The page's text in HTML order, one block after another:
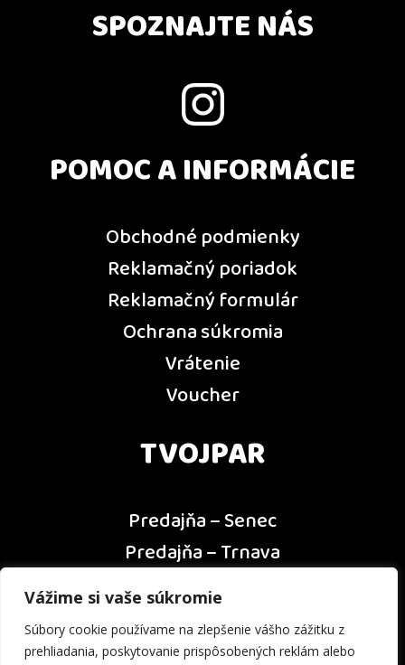
Vážime si vaše súkromie
Súbory cookie používame na zlepšenie vášho zážitku z
prehliadania, poskytovanie prispôsobených reklám alebo
SPOZNAJTE NÁS
POMOC A INFORMÁCIE
Obchodné podmienky
Reklamačný poriadok
Reklamačný formulár
Ochrana súkromia
Vrátenie
Voucher
TVOJPAR
Predajňa – Senec
Predajňa – Trnava
Predajňa – Dunajská Streda
Predajňa – Nitra
Kontakt